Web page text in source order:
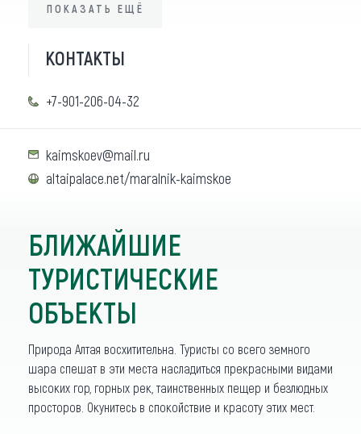
ПОКАЗАТЬ ЕЩЁ
КОНТАКТЫ
+7-901-206-04-32
kaimskoev@mail.ru
altaipalace.net/maralnik-kaimskoe
БЛИЖАЙШИЕ
ТУРИСТИЧЕСКИЕ
ОБЪЕКТЫ
Природа Алтая восхитительна. Туристы со всего земного
шара спешат в эти места насладиться прекрасными видами
высоких гор, горных рек, таинственных пещер и безлюдных
просторов. Окунитесь в спокойствие и красоту этих мест.